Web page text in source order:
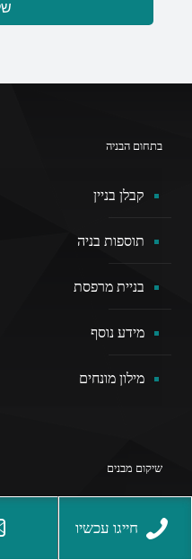
בתחום הבניה
קבלן בניין
תוספות בניה
בניית מרפסת
מידע נוסף
מילון מונחים
שיקום מבנים
חייגו עכשיו